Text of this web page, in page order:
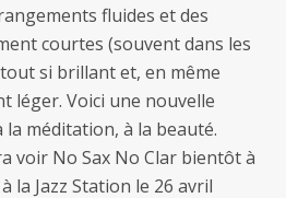
fluides et des
courtes (souvent dans les
si brillant et, en même
léger. Voici une nouvelle
méditation, à la beauté.
voir No Sax No Clar bientôt à
la Jazz Station le 26 avril